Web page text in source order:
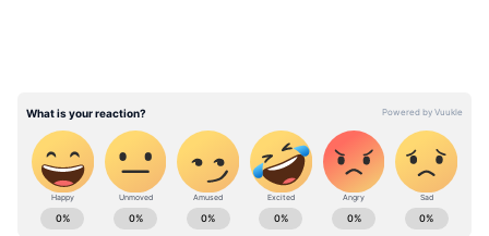
ABOUT THE AUTHOR